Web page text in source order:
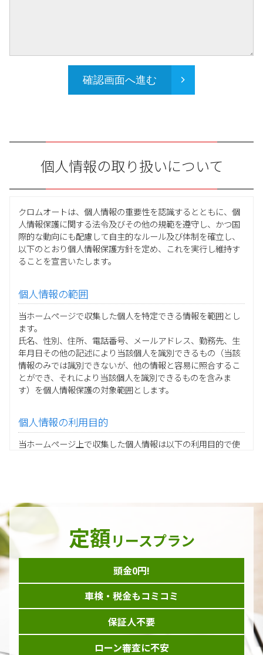
確認画面へ進む
個人情報の取り扱いについて
クロムオートは、個人情報の重要性を認識するとともに、個
人情報保護に関する法令及びその他の規範を遵守し、かつ国
際的な動向にも配慮して自主的なルール及び体制を確立し、
以下のとおり個人情報保護方針を定め、これを実行し維持す
ることを宣言いたします。
個人情報の範囲
当ホームページで収集した個人を特定できる情報を範囲とし
ます。
氏名、性別、住所、電話番号、メールアドレス、勤務先、生
年月日その他の記述により当該個人を識別できるもの（当該
情報のみでは識別できないが、他の情報と容易に照合するこ
とができ、それにより当該個人を識別できるものを含みま
す）を個人情報保護の対象範囲とします。
個人情報の利用目的
当ホームページ上で収集した個人情報は以下の利用目的で使
当グループの業務に従事する協力会社様担当者の識別
当グループ内で共同利用する人事関連システムの運用
ダイレクトメール等を利用したアンケート・キャンペーン
などの意見・情報の調査
当ホームページはサービスに関するお問い合わせやご質問、
資料のご請求や各サービス等のお申し込みなど、当ホームペ
ージのサービス提供過程で、氏名、連絡先、勤務先等の個人
情報を書面、電子媒体、ウェブ等を介して収集致します。
定額リースプラン
頭金0円!
車検・税金もコミコミ
保証人不要
ローン審査に不安